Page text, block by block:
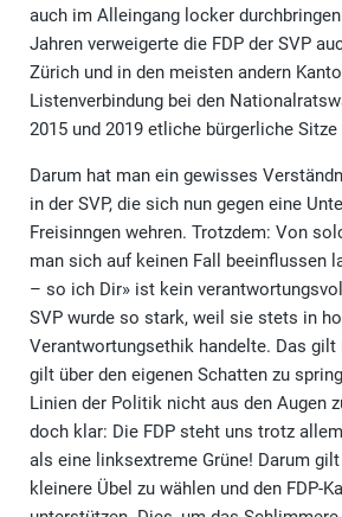
auch im Alleingang locker
Jahren verweigerte die FDP der SVP
Zürich und in den meisten andern
Listenverbindung bei den
2015 und 2019 etliche bürgerliche
Darum hat man ein gewisses
in der SVP, die sich nun gegen eine
Freisinngen wehren. Trotzdem: Von
man sich auf keinen Fall beeinflussen
– so ich Dir» ist kein
SVP wurde so stark, weil sie stets in
Verantwortungsethik handelte. Das gilt
gilt über den eigenen Schatten zu
Linien der Politik nicht aus den Augen
doch klar: Die FDP steht uns trotz
als eine linksextreme Grüne! Darum
kleinere Übel zu wählen und den FDP-